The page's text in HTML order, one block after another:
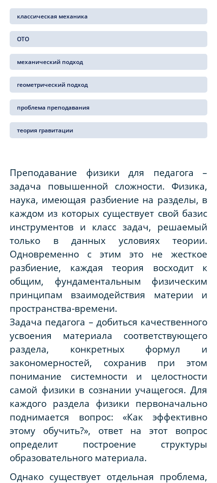
классическая механика
ОТО
механический подход
геометрический подход
проблема преподавания
теория гравитации
Преподавание физики для педагога –
задача повышенной сложности. Физика,
наука, имеющая разбиение на разделы, в
каждом из которых существует свой базис
инструментов и класс задач, решаемый
только в данных условиях теории.
Одновременно с этим это не жесткое
разбиение, каждая теория восходит к
общим, фундаментальным физическим
принципам взаимодействия материи и
пространства-времени.
Задача педагога – добиться качественного
усвоения материала соответствующего
раздела, конкретных формул и
закономерностей, сохранив при этом
понимание системности и целостности
самой физики в сознании учащегося. Для
каждого раздела физики первоначально
поднимается вопрос: «Как эффективно
этому обучить?», ответ на этот вопрос
определит построение структуры
образовательного материала.
Однако существует отдельная проблема,